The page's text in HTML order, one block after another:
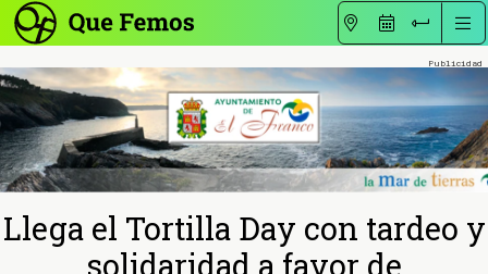
Llega el Tortilla Day con tardeo y